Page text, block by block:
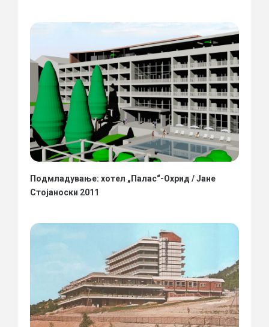
Подмладување: хотел „Палас“-Охрид / Јане
Стојаноски 2011